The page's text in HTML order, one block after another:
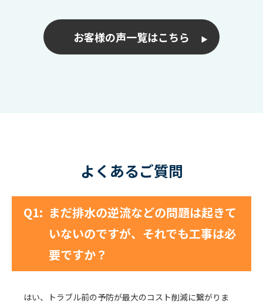
お客様の声一覧はこちら
よくあるご質問
Q1: まだ排水の逆流などの問題は起きて
いないのですが、それでも工事は必
要ですか？
はい、トラブル前の予防が最大のコスト削減に繋がりま